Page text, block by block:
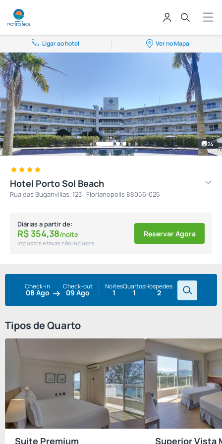
Ligar ao hotel Ver no Mapa
24
Hotel Porto Sol Beach
Rua das Buganvilias, 123 , Florianopolis 88056-025
Diárias a partir de:
R$ 354,38/noite
Impostos e taxas não inclusos
Reservar Agora
Check-in
08 Ago
Check-out
09 Ago
Noites
1
Quartos
1
Hóspedes
2
Tipos de Quarto
Suite Premium Superior Vista